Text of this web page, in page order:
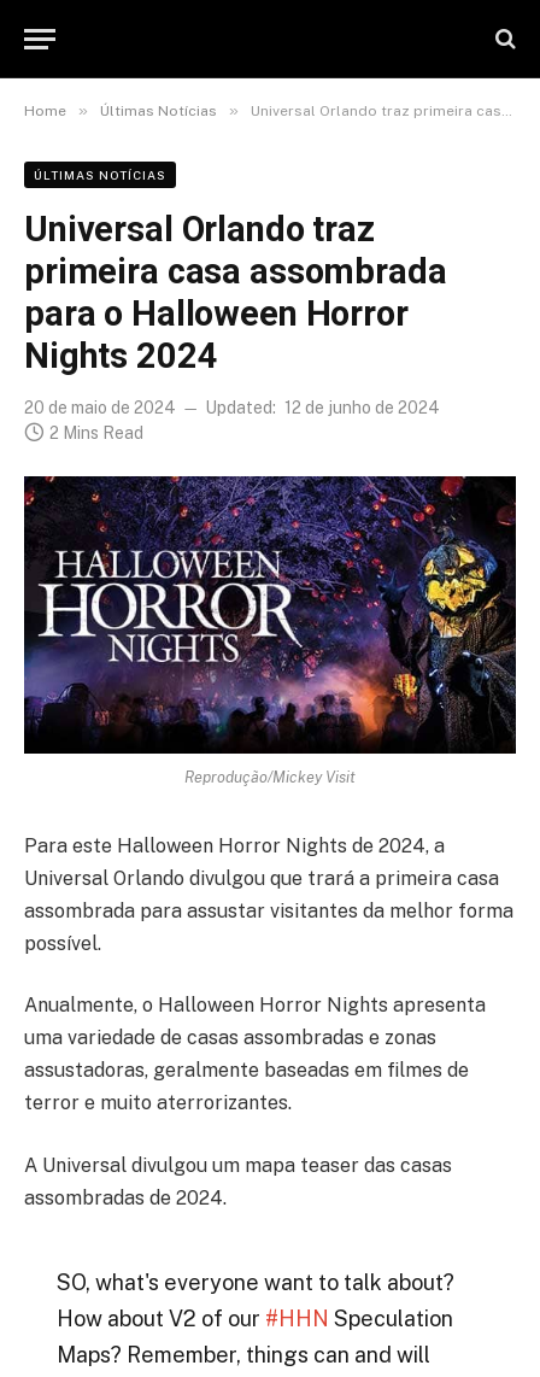
Home » Últimas Notícias » Universal Orlando traz primeira casa assombrada para o Halloween Horror Nights 2024
ÚLTIMAS NOTÍCIAS
Universal Orlando traz
primeira casa assombrada
para o Halloween Horror
Nights 2024
20 de maio de 2024 Updated: 12 de junho de 2024
2 Mins Read
Reprodução/Mickey Visit
Para este Halloween Horror Nights de 2024, a
Universal Orlando divulgou que trará a primeira casa
assombrada para assustar visitantes da melhor forma
possível.
Anualmente, o Halloween Horror Nights apresenta
uma variedade de casas assombradas e zonas
assustadoras, geralmente baseadas em filmes de
terror e muito aterrorizantes.
A Universal divulgou um mapa teaser das casas
assombradas de 2024.
SO, what's everyone want to talk about?
How about V2 of our #HHN Speculation
Maps? Remember, things can and will